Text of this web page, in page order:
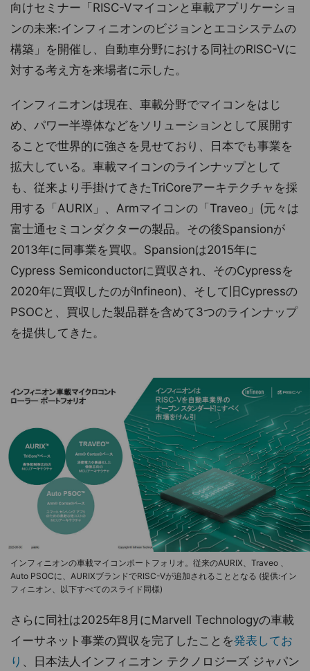
向けセミナー「RISC-Vマイコンと車載アプリケーショ
ンの未来:インフィニオンのビジョンとエコシステムの
構築」を開催し、自動車分野における同社のRISC-Vに
対する考え方を来場者に示した。
インフィニオンは現在、車載分野でマイコンをはじ
め、パワー半導体などをソリューションとして展開す
ることで世界的に強さを見せており、日本でも事業を
拡大している。車載マイコンのラインナップとして
も、従来より手掛けてきたTriCoreアーキテクチャを採
用する「AURIX」、Armマイコンの「Traveo」(元々は
富士通セミコンダクターの製品。その後Spansionが
2013年に同事業を買収。Spansionは2015年に
Cypress Semiconductorに買収され、そのCypressを
2020年に買収したのがInfineon)、そして旧Cypressの
PSOCと、買収した製品群を含めて3つのラインナップ
を提供してきた。
インフィニオンの車載マイコンポートフォリオ。従来のAURIX、Traveo 、
Auto PSOCに、AURIXブランドでRISC-Vが追加されることとなる (提供:イン
フィニオン、以下すべてのスライド同様)
さらに同社は2025年8月にMarvell Technologyの車載
イーサネット事業の買収を完了したことを発表してお
り 、日本法人インフィニオン テクノロジーズ ジャパン